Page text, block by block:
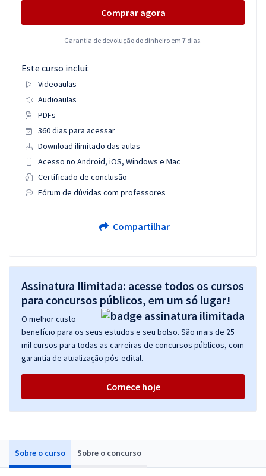
Sobre o curso Sobre o concurso
Comprar agora
Garantia de devolução do dinheiro em 7 dias.
Este curso inclui:
Videoaulas
Audioaulas
PDFs
360 dias para acessar
Download ilimitado das aulas
Acesso no Android, iOS, Windows e Mac
Certificado de conclusão
Fórum de dúvidas com professores
Compartilhar
Assinatura Ilimitada: acesse todos os cursos
para concursos públicos, em um só lugar!
O melhor custo
benefício para os seus estudos e seu bolso. São mais de 25
mil cursos para todas as carreiras de concursos públicos, com
garantia de atualização pós-edital.
Comece hoje